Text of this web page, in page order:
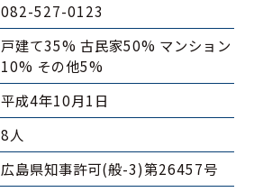
082-527-0123
戸建て35%古民家50% マンション
10% その他5%
平成4年10月1日
8人
広島県知事許可(般-3)第26457号